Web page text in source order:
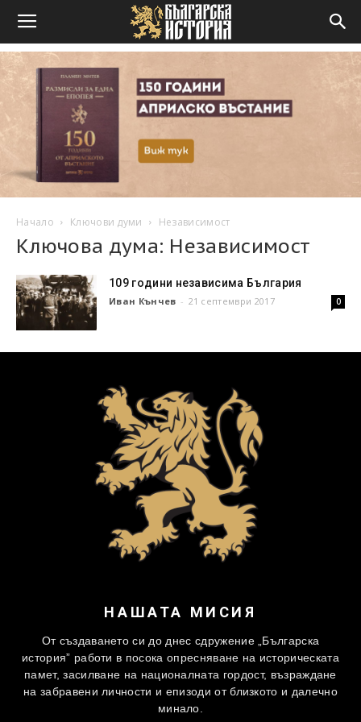
Начало Ключови думи Независимост
Ключова дума: Независимост
109 години независима България
Иван Кънчев - 21 септември 2017 0
НАШАТА МИСИЯ
От създаването си до днес сдружение „Българска
история” работи в посока опресняване на историческата
памет, засилване на националната гордост, възраждане
на забравени личности и епизоди от близкото и далечно
минало.